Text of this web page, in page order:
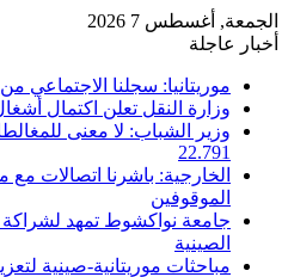
الجمعة, أغسطس 7 2026
أخبار عاجلة
موريتانيا: سجلنا
وزارة النقل تعلن اكتمال
وزير الشباب: لا معنى
22.791
الخارجية: باشرنا اتصالات مع
الموقوفين
جامعة نواكشوط تمهد
الصينية
مباحثات موريتانية-صينية